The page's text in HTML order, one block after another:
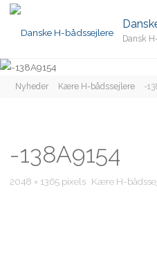
Dansk
Home
Nyheder Kære H-bådssejlere -
-138A9154
Full
2048 × 1365 pixels Kære H-